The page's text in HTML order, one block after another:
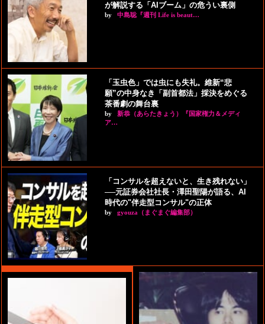
が解説する「AIブーム」の危うい裏側
by 中島聡『週刊 Life is beaut…
「玉虫色」では虫にも失礼。維新“悲
願”の中身なき「副首都法」採決をめぐる
茶番劇の舞台裏
by
新恭（あらたきょう）『国家権力＆メディ
ア…
「コンサルを超えないと、生き残れない」
──元証券会社社長・澤田聖陽が語る、AI
時代の"伴走型コンサル"の正体
by gyouza（まぐまぐ編集部）